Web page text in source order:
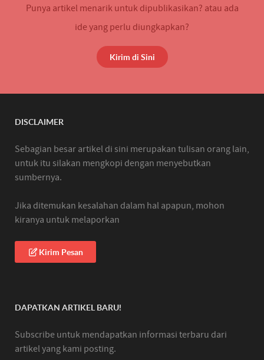
Punya artikel menarik untuk dipublikasikan? atau ada
ide yang perlu diungkapkan?
Kirim di Sini
DISCLAIMER
Sebagian besar artikel di sini merupakan tulisan orang lain,
untuk itu silakan mengkopi dengan menyebutkan
sumbernya.
Jika ditemukan kesalahan dalam hal apapun, mohon
kiranya untuk melaporkan
Kirim Pesan
DAPATKAN ARTIKEL BARU!
Subscribe untuk mendapatkan informasi terbaru dari
artikel yang kami posting.